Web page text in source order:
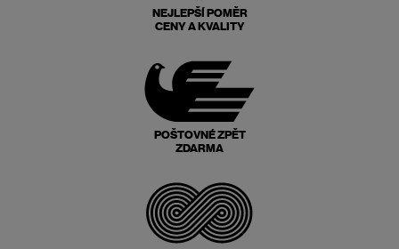
NEJLEPŠÍ POMĚR
CENY A KVALITY
POŠTOVNÉ ZPĚT
ZDARMA